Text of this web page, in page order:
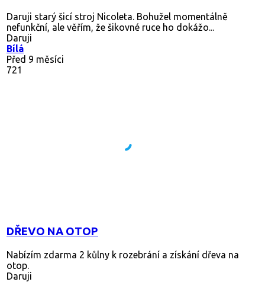
Daruji starý šicí stroj Nicoleta. Bohužel momentálně
nefunkční, ale věřím, že šikovné ruce ho dokážo...
Daruji
Bílá
Před 9 měsíci
721
DŘEVO NA OTOP
Nabízím zdarma 2 kůlny k rozebrání a získání dřeva na
otop.
Daruji